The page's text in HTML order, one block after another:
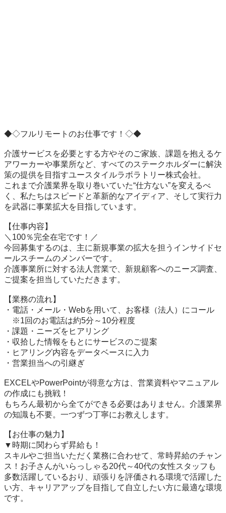
◆◇フルリモートのお仕事です！◇◆
介護サービスを必要とする方やそのご家族、課題を抱えるケ
アワーカーや事業所など、すべてのステークホルダーに解決
策の提供を目指すユースタイルラボラトリー株式会社。
これまで介護業界を取り巻いていた“仕方ない”を変えるべ
く、私たちはスピードと革新的なアイディア、そして実行力
を武器に事業拡大を目指しています。
【仕事内容】
＼100％完全在宅です！／
今回募集するのは、主に新規事業の拡大を担うインサイドセ
ールスチームのメンバーです。
介護事業所に対する法人営業で、新規顧客へのニーズ調査、
ご提案を担当していただきます。
【業務の流れ】
・電話・メール・Webを用いて、お客様（法人）にコール
※1回のお電話は約5分～10分程度
・課題・ニーズをヒアリング
・収拾した情報をもとにサービスのご提案
・ヒアリング内容をデータベースに入力
・営業担当への引継ぎ
EXCELやPowerPointが得意な方は、営業資料やマニュアル
の作成にも挑戦！
もちろん最初から全てができる必要はありません。介護業界
の知識も不要。一つずつ丁寧にお教えします。
【お仕事の魅力】
▼時期に関わらず昇給も！
スキルやご担当いただく業務に合わせて、常時昇給のチャン
ス！お子さんがいらっしゃる20代～40代の女性スタッフも
多数活躍しているおり、頑張りを評価される環境で活躍した
い方、キャリアアップを目指して自立したい方に最適な環境
です。